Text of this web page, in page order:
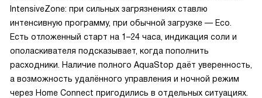
IntensiveZone: при сильных загрязнениях ставлю
интенсивную программу, при обычной загрузке — Eco.
Есть отложенный старт на 1–24 часа, индикация соли и
ополаскивателя подсказывает, когда пополнить
расходники. Наличие полного AquaStop даёт уверенность,
а возможность удалённого управления и ночной режим
через Home Connect пригодились в отдельных ситуациях.